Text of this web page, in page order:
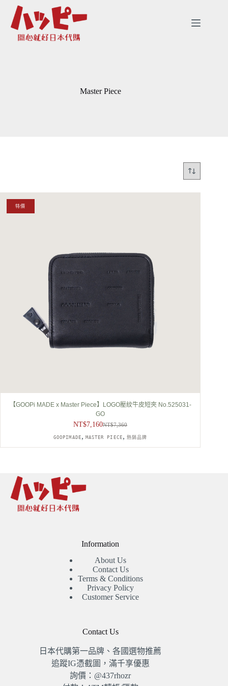
Master Piece
特價
【GOOPi MADE x Master Piece】LOGO壓紋牛皮短夾 No.525031-
GO
NT$7,360
始
價
NT$7,160
前
價
GOOPIMADE , MASTER PIECE , 熱銷品牌
Information
About Us
Contact Us
Terms & Conditions
Privacy Policy
Customer Service
Contact Us
日本代購第一品牌、各國選物推薦
追蹤IG憑截圖，滿千享優惠
詢價：@437rhozr